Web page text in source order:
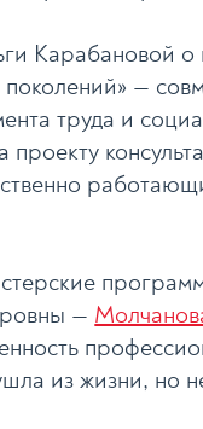
Карабановой о
—
труда и
проекту
—
из жизни, но